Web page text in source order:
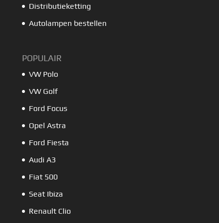
Distributieketting
Autolampen bestellen
POPULAIR
VW Polo
VW Golf
Ford Focus
Opel Astra
Ford Fiesta
Audi A3
Fiat 500
Seat Ibiza
Renault Clio